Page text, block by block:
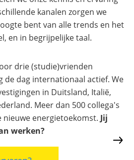
kanalen zorgen we
bent van alle trends en het
en in begrijpelijke taal.
drie (studie)vrienden
de dag internationaal actief. We
in Duitsland, Italië,
Meer dan 500 collega's
nieuwe energietoekomst. Jij
werken?